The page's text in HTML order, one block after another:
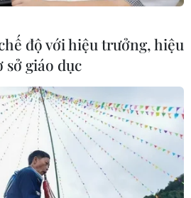
MỤC
bản đồ địa
Mặt Trăng
độ với hiệu trưởng, hiệu
sở giáo dục